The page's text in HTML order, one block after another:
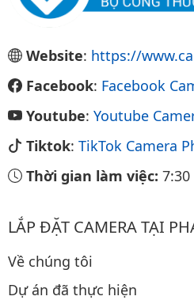
Website: https://
Facebook: Facebook
Youtube: Youtube
Tiktok: TikTok Camera
Thời gian làm việc: 7:30
LẮP ĐẶT CAMERA TẠI
Về chúng tôi
Dự án đã thực hiện